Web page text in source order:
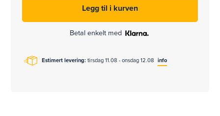
Betal enkelt med
Estimert levering: tirsdag 11.08 - onsdag 12.08 info